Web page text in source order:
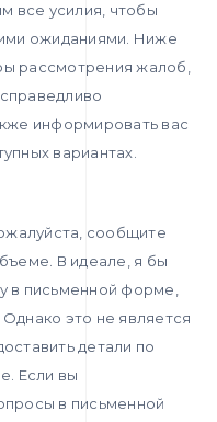
все усилия, чтобы
ожиданиями. Ниже
рассмотрения жалоб,
информировать вас
вариантах.
сообщите
В идеале, я бы
в письменной форме,
это не является
детали по
Если вы
в письменной